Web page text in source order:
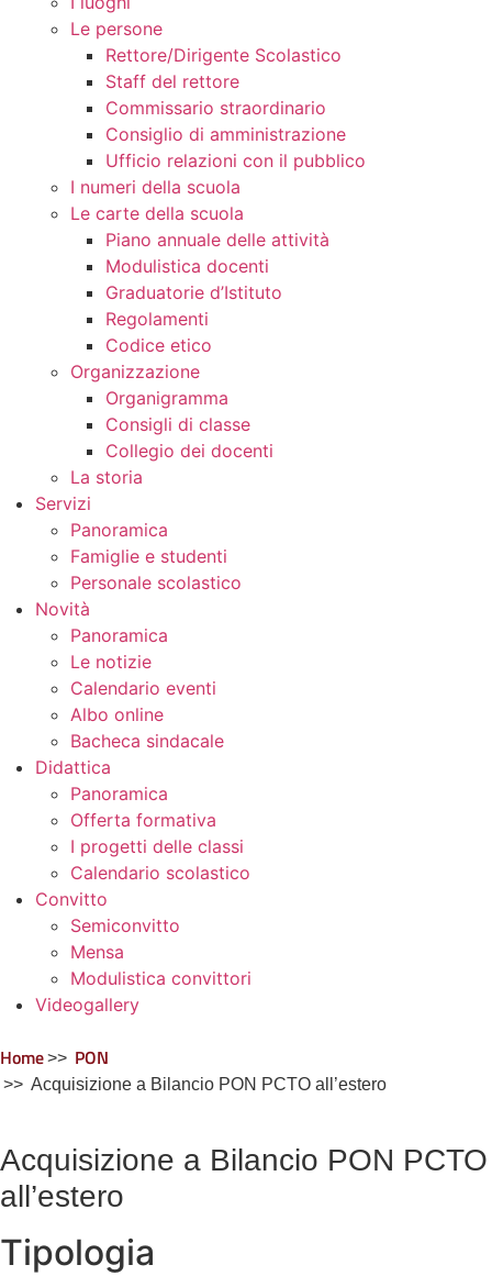
Le persone
Rettore/Dirigente Scolastico
Staff del rettore
Commissario straordinario
Consiglio di amministrazione
Ufficio relazioni con il pubblico
I numeri della scuola
Le carte della scuola
Piano annuale delle attività
Modulistica docenti
Graduatorie d’Istituto
Regolamenti
Codice etico
Organizzazione
Organigramma
Consigli di classe
Collegio dei docenti
La storia
Servizi
Panoramica
Famiglie e studenti
Personale scolastico
Novità
Panoramica
Le notizie
Calendario eventi
Albo online
Bacheca sindacale
Didattica
Panoramica
Offerta formativa
I progetti delle classi
Calendario scolastico
Convitto
Semiconvitto
Mensa
Modulistica convittori
Videogallery
Home PON
Acquisizione a Bilancio PON PCTO all’estero
Acquisizione a Bilancio PON PCTO
all’estero
Tipologia